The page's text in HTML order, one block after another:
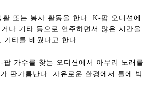
또는 봉사 활동을 한다. K-팝 오디션에
나 기타 등으로 연주하면서 많은 시간을
기타를 배웠다고 한다.
팝 가수를 찾는 오디션에서 아무리 노래를
판가름난다. 자유로운 환경에서 틀에 박